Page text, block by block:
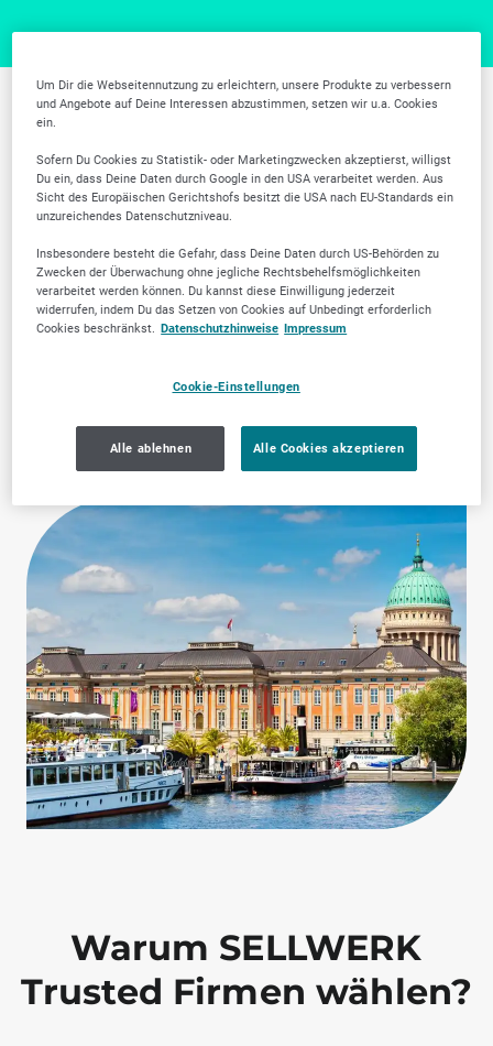
Potsdam
Schulen &
Zahnärztliche
Warum SELLWERK
Trusted Firmen wählen?
Um Dir die Webseitennutzung zu erleichtern, unsere Produkte zu verbessern
und Angebote auf Deine Interessen abzustimmen, setzen wir u.a. Cookies
ein.
Sofern Du Cookies zu Statistik- oder Marketingzwecken akzeptierst, willigst
Du ein, dass Deine Daten durch Google in den USA verarbeitet werden. Aus
Sicht des Europäischen Gerichtshofs besitzt die USA nach EU-Standards ein
unzureichendes Datenschutzniveau.
Insbesondere besteht die Gefahr, dass Deine Daten durch US-Behörden zu
Zwecken der Überwachung ohne jegliche Rechtsbehelfsmöglichkeiten
verarbeitet werden können. Du kannst diese Einwilligung jederzeit
widerrufen, indem Du das Setzen von Cookies auf Unbedingt erforderlich
Cookies beschränkst. Datenschutzhinweise Impressum
Cookie-Einstellungen
Alle ablehnen Alle Cookies akzeptieren